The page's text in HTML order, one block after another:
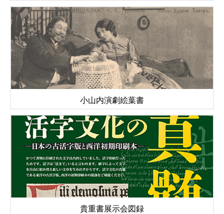
小山内演劇絵葉書
貴重書展示会図録